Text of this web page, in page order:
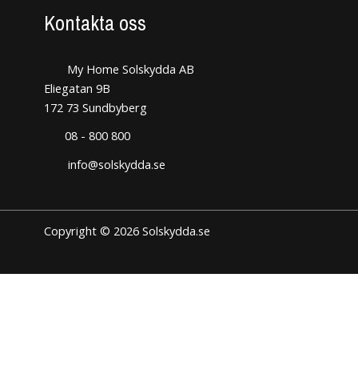
Kontakta oss
My Home Solskydda AB
Eliegatan 9B
172 73 Sundbyberg
08 - 800 800
info@solskydda.se
Copyright © 2026 Solskydda.se